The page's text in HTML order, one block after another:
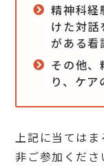
精神科経
けた対話
がある看
その他、
り、ケ
上記に当ては
非ご参加くださ